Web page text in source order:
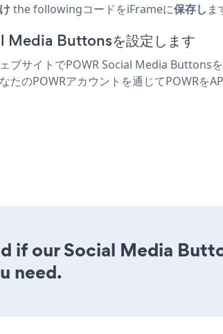
the followingコードをiFrameに保存し ま
Media Buttonsを設定します
ブサイトでPOWR Social Media Buttons
たのPOWRアカウントを通じてPOWRを
if our Social Media
need.